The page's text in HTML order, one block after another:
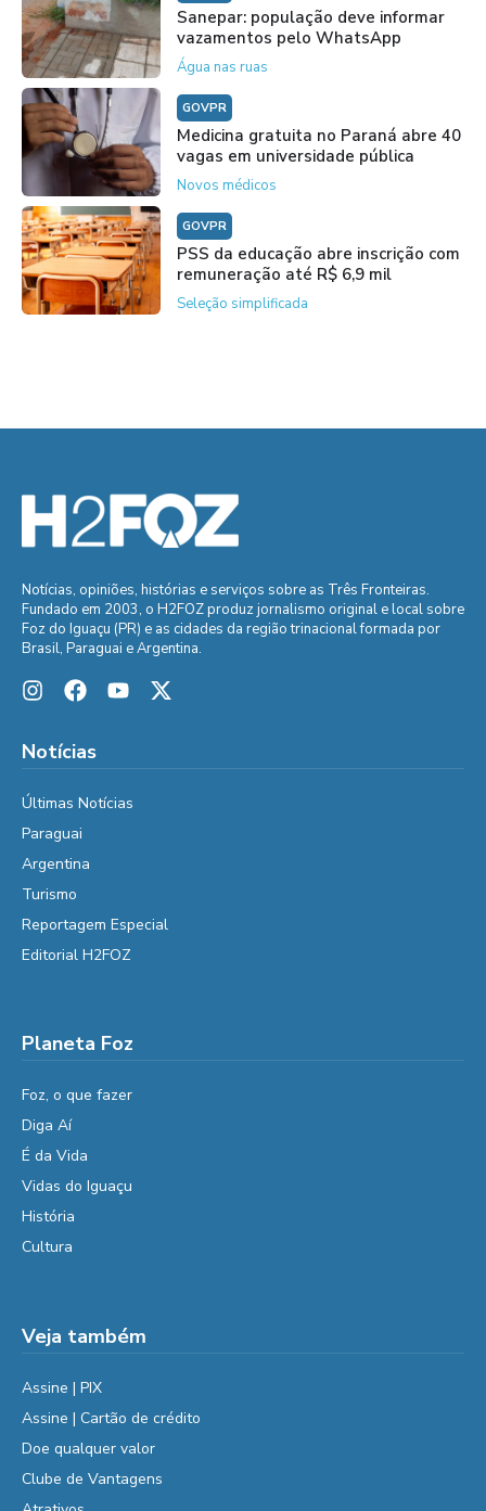
Sanepar: população deve informar
vazamentos pelo WhatsApp
Água nas ruas
GOVPR
Medicina gratuita no Paraná abre 40
vagas em universidade pública
Novos médicos
GOVPR
PSS da educação abre inscrição com
remuneração até R$ 6,9 mil
Seleção simplificada
Notícias, opiniões, histórias e serviços sobre as Três Fronteiras.
Fundado em 2003, o H2FOZ produz jornalismo original e local sobre
Foz do Iguaçu (PR) e as cidades da região trinacional formada por
Brasil, Paraguai e Argentina.
Notícias
Últimas Notícias
Paraguai
Argentina
Turismo
Reportagem Especial
Editorial H2FOZ
Planeta Foz
Foz, o que fazer
Diga Aí
É da Vida
Vidas do Iguaçu
História
Cultura
Veja também
Assine | PIX
Assine | Cartão de crédito
Doe qualquer valor
Clube de Vantagens